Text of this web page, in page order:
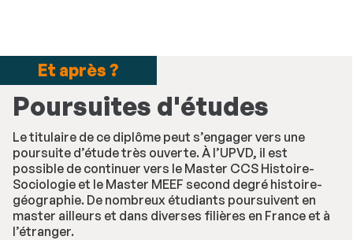
Et après ?
Poursuites d'études
Le titulaire de ce diplôme peut s’engager vers une
poursuite d’étude très ouverte. À l’UPVD, il est
possible de continuer vers le Master CCS Histoire-
Sociologie et le Master MEEF second degré histoire-
géographie. De nombreux étudiants poursuivent en
master ailleurs et dans diverses filières en France et à
l’étranger.